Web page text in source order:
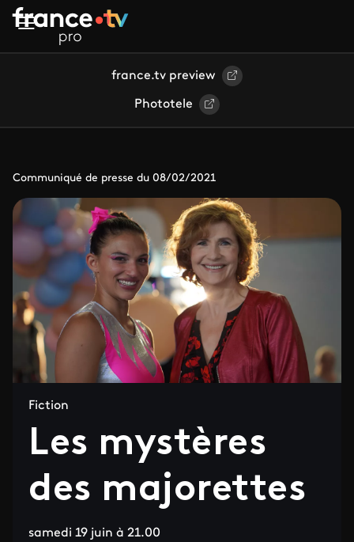
Aller au contenu principal
france.tv preview
Phototele
Communiqué de presse du 08/02/2021
Fiction
Les mystères
des majorettes
samedi 19 juin à 21.00